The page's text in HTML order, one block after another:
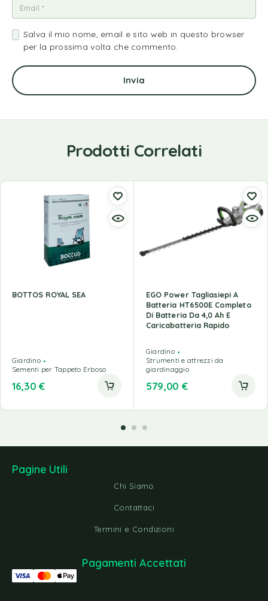
Salva il mio nome, email e sito web in questo browser
per la prossima volta che commento.
Prodotti Correlati
BOTTOS ROYAL SEA
Giardino
Sementi per Tappeto Erboso
16,30 €
EGO Power Tagliasiepi A
Batteria HT6500E Completo
Di Batteria Da 4,0 Ah E
Caricabatteria Rapido
Giardino
Strumenti e attrezzi da
giardinaggio
579,00 €
Pagine Utili
Chi Siamo
Contattaci
Termini e Condizioni
Pagamenti Accettati